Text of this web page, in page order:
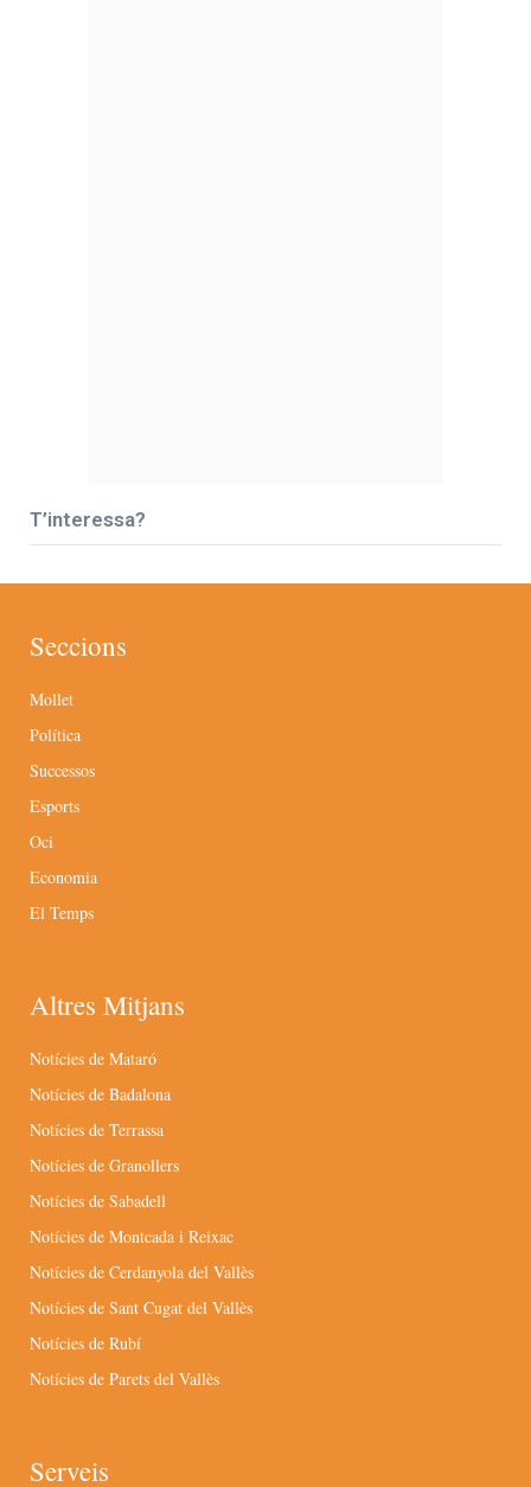
T’interessa?
Seccions
Mollet
Política
Successos
Esports
Oci
Economia
El Temps
Altres Mitjans
Notícies de Mataró
Notícies de Badalona
Notícies de Terrassa
Notícies de Granollers
Notícies de Sabadell
Notícies de Montcada i Reixac
Notícies de Cerdanyola del Vallès
Notícies de Sant Cugat del Vallès
Notícies de Rubí
Notícies de Parets del Vallès
Serveis